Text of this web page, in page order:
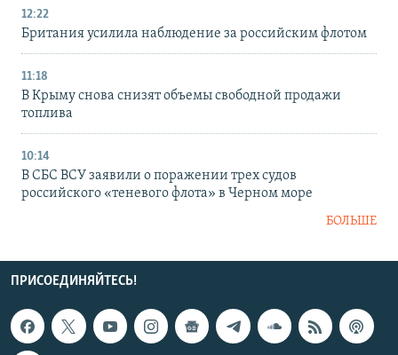
12:22
Британия усилила наблюдение за российским флотом
11:18
В Крыму снова снизят объемы свободной продажи
топлива
10:14
В СБС ВСУ заявили о поражении трех судов
российского «теневого флота» в Черном море
БОЛЬШЕ
ПРИСОЕДИНЯЙТЕСЬ!